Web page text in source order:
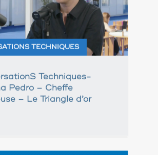
TECHNIQUES
Techniques-
Pedro – Cheffe
– Le Triangle d’or